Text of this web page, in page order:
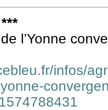
l’Yonne
infos/